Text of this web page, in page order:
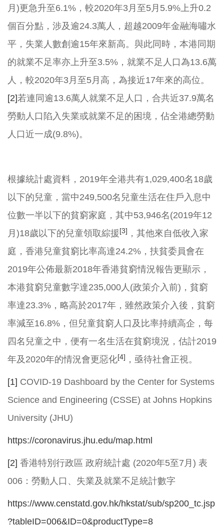
月)更急升至6.1%，較2020年3月至5月5.9%上升0.2
個百分點，涉及逾24.3萬人，超越2009年金融海嘯水
平，失業人數創逾15年來新高。與此同時，本港同期
的就業不足率亦上升至3.5%，就業不足人口為13.6萬
人，較2020年3月至5月高，為接近17年來的高位。
[2]若連同逾13.6萬人就業不足人口，合共近37.9萬名
勞動人口陷入失業或就業不足的困境，佔全港總勞動
人口近一成(9.8%)。
根據統計處資料，2019年全港共有1,029,400名18歲
以下的兒童，當中249,500名兒童生活在住戶入息中
位數一半以下的貧窮家庭，其中53,946名(2019年12
月)18歲以下的兒童領取綜援[3] ，其他來自低收入家
庭，香港兒童貧窮比率高達24.2%，扶貧委員會在
2019年公佈最新2018年香港貧窮情況報告更顯示，
本港貧窮兒童數字達235,000人(政策介入前)，貧窮
率達23.3%，略高於2017年，雖然政策介入後，貧窮
率減至16.8%，但兒童貧窮人口及比率持續高企，每
四名兒童之中，便有一名生活在貧窮境況，估計2019
年及2020年的情況會更惡化[4] ，亟待社會正視。
[1] COVID-19 Dashboard by the Center for Systems
Science and Engineering (CSSE) at Johns Hopkins
University (JHU)
https://coronavirus.jhu.edu/map.html
[2] 香港特別行政區 政府統計處 (2020年5至7月) 表
006：勞動人口、失業及就業不足統計數字
https://www.censtatd.gov.hk/hkstat/sub/sp200_tc.jsp
?tableID=006&ID=0&productType=8